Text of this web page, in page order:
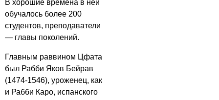
В хорошие времена в ней
обучалось более 200
студентов, преподаватели
— главы поколений.
Главным раввином Цфата
был Рабби Яков Бейрав
(1474-1546), уроженец, как
и Рабби Каро, испанского